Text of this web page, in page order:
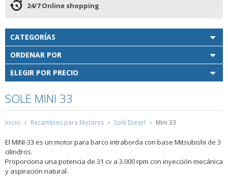
24/7 Online shopping
CATEGORÍAS
ORDENAR POR
ELEGIR POR PRECIO
SOLE MINI 33
Inicio Recambios para Motores Solé Diesel Mini 33
El MINI-33 es un motor para barco intraborda con base Mitsubishi de 3
cilindros.
Proporciona una potencia de 31 cv a 3.000 rpm con inyección mecánica
y aspiración natural.